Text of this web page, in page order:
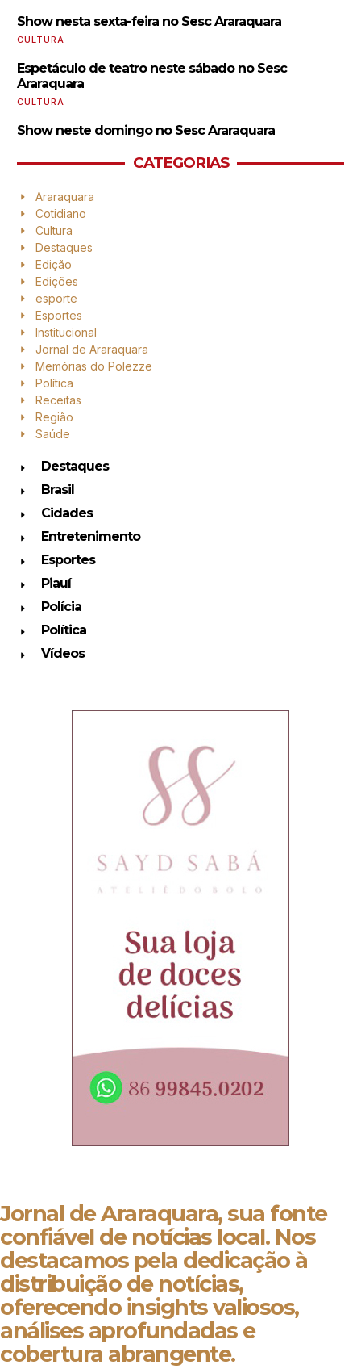
Show nesta sexta-feira no Sesc Araraquara
CULTURA
Espetáculo de teatro neste sábado no Sesc
Araraquara
CULTURA
Show neste domingo no Sesc Araraquara
CATEGORIAS
Araraquara
Cotidiano
Cultura
Destaques
Edição
Edições
esporte
Esportes
Institucional
Jornal de Araraquara
Memórias do Polezze
Política
Receitas
Região
Saúde
Destaques
Brasil
Cidades
Entretenimento
Esportes
Piauí
Polícia
Política
Vídeos
Jornal de Araraquara, sua fonte
confiável de notícias local. Nos
destacamos pela dedicação à
distribuição de notícias,
oferecendo insights valiosos,
análises aprofundadas e
cobertura abrangente.